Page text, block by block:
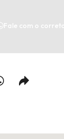
Fale com o